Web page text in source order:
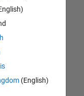
(English)